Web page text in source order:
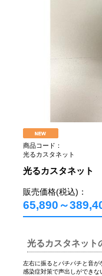
商品コード：
光るカスタネット
光るカスタネット
販売価格(税込)：
65,890～
光るカスタネット
左右に振るとパチパチと音が
感染症対策で声出しができな